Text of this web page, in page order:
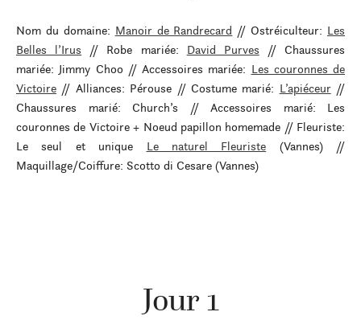
Nom du domaine: Manoir de Randrecard // Ostréiculteur: Les
Belles l’Irus // Robe mariée: David Purves // Chaussures
mariée: Jimmy Choo // Accessoires mariée: Les couronnes de
Victoire // Alliances: Pérouse // Costume marié: L’apiéceur//
Chaussures marié: Church’s // Accessoires marié: Les
couronnes de Victoire + Noeud papillon homemade // Fleuriste:
Le seul et unique Le naturel Fleuriste (Vannes) //
Maquillage/Coiffure: Scotto di Cesare (Vannes)
Jour 1